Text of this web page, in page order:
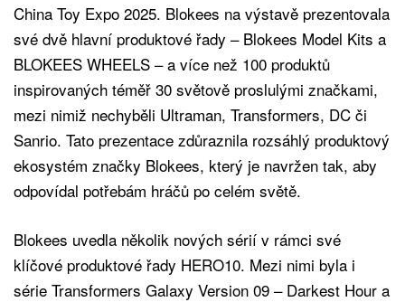
China Toy Expo 2025. Blokees na výstavě prezentovala
své dvě hlavní produktové řady – Blokees Model Kits a
BLOKEES WHEELS – a více než 100 produktů
inspirovaných téměř 30 světově proslulými značkami,
mezi nimiž nechyběli Ultraman, Transformers, DC či
Sanrio. Tato prezentace zdůraznila rozsáhlý produktový
ekosystém značky Blokees, který je navržen tak, aby
odpovídal potřebám hráčů po celém světě.
Blokees uvedla několik nových sérií v rámci své
klíčové produktové řady HERO10. Mezi nimi byla i
série Transformers Galaxy Version 09 – Darkest Hour a